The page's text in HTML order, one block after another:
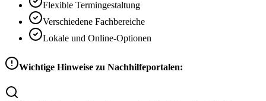
Flexible Termingestaltung
Verschiedene Fachbereiche
Lokale und Online-Optionen
Wichtige Hinweise zu Nachhilfeportalen: